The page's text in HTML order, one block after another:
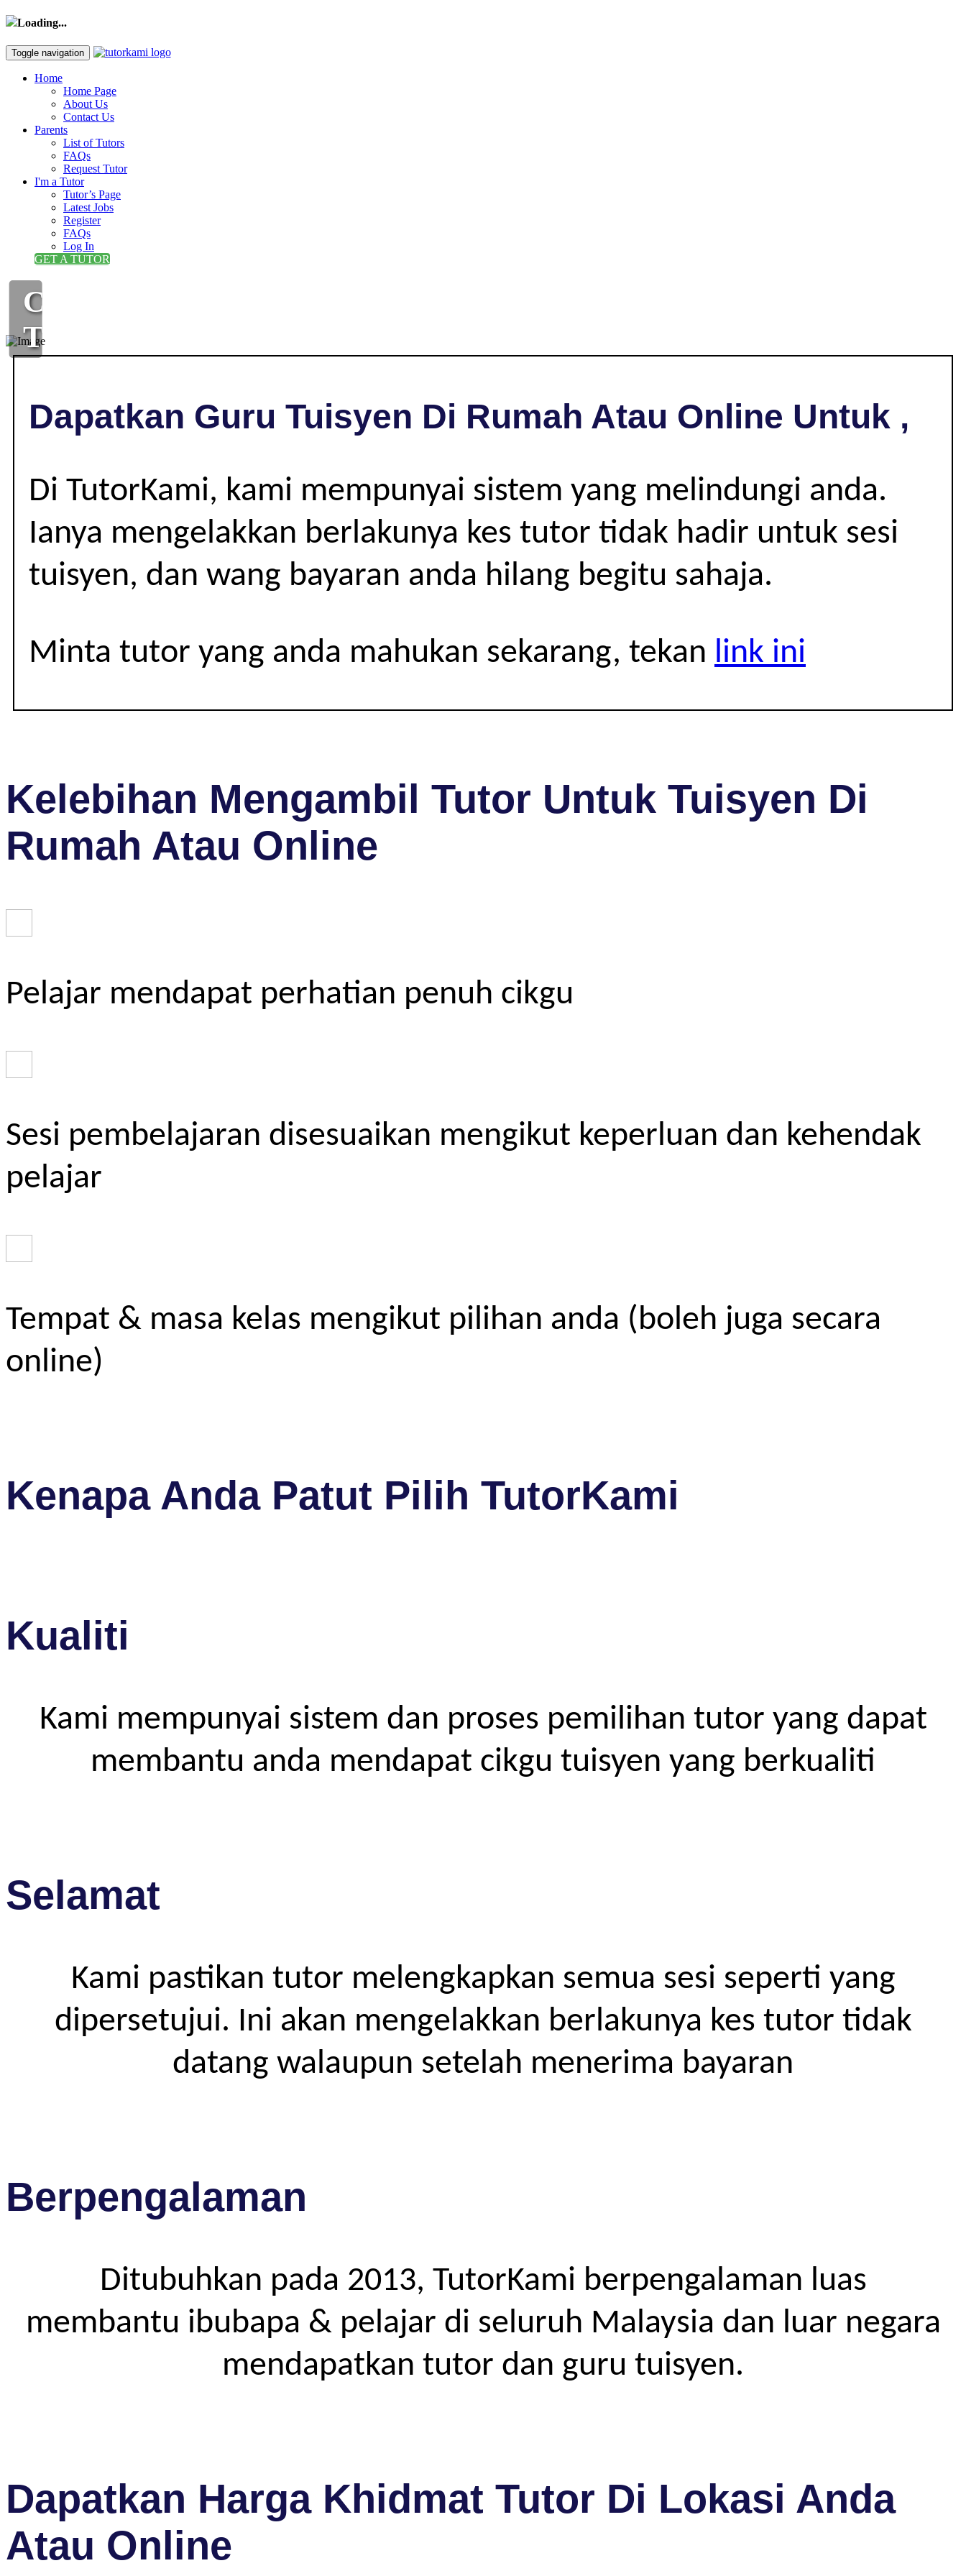
Loading...
Toggle navigation
Home
Home Page
About Us
Contact Us
Parents
List of Tutors
FAQs
Request Tutor
I'm a Tutor
Tutor’s Page
Latest Jobs
Register
FAQs
Log In
GET A TUTOR
CIKGU
TUISYEN
,Dapatkan Guru Tuisyen Di Rumah Atau Online Untuk ,
Di TutorKami, kami mempunyai sistem yang melindungi anda.
Ianya mengelakkan berlakunya kes tutor tidak hadir untuk sesi
tuisyen, dan wang bayaran anda hilang begitu sahaja.
Minta tutor yang anda mahukan sekarang, tekan link ini
Kelebihan Mengambil Tutor Untuk Tuisyen Di
Rumah Atau Online
Pelajar mendapat perhatian penuh cikgu
Sesi pembelajaran disesuaikan mengikut keperluan dan kehendak
pelajar
Tempat & masa kelas mengikut pilihan anda (boleh juga secara
online)
Kenapa Anda Patut Pilih TutorKami
Kualiti
Kami mempunyai sistem dan proses pemilihan tutor yang dapat
membantu anda mendapat cikgu tuisyen yang berkualiti
Selamat
Kami pastikan tutor melengkapkan semua sesi seperti yang
dipersetujui. Ini akan mengelakkan berlakunya kes tutor tidak
datang walaupun setelah menerima bayaran
Berpengalaman
Ditubuhkan pada 2013, TutorKami berpengalaman luas
membantu ibubapa & pelajar di seluruh Malaysia dan luar negara
mendapatkan tutor dan guru tuisyen.
Dapatkan Harga Khidmat Tutor Di Lokasi Anda
Atau Online